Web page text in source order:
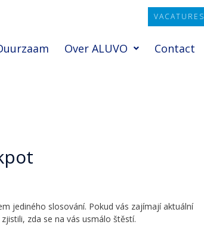
VACATURES
Over ALUVO Contact
jediného slosování. Pokud vás zajímají aktuální
zda se na vás usmálo štěstí.